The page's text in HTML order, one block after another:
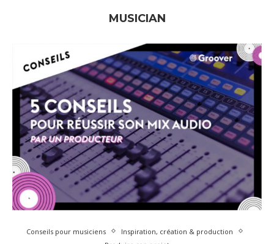
MUSICIAN
Conseils pour musiciens
Inspiration, création & production